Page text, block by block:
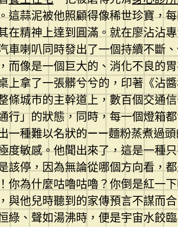
這蒜泥被他照顧得像稀世珍寶，
精神上達到圓滿。就在廖沾沾
車喇叭同時發出了一個持續不
，而像是一個巨大的、消化不良的
上拿了一張髒兮兮的，印著《沾
條城市的主幹道上，數百個交通
行」的狀態，同時，每一個燈箱
一種難以名狀的——麵粉蒸煮過
度敏感。他聞出來了，這是一種
該停，因為無論從哪個方向看，
你為什麼咕嚕咕嚕？你倒是紅一
與他兒時聽到的家傳預言不謀而
綠、聲如湯沸時，便是宇宙水餃